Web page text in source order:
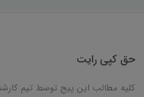
حق کپی رایت
کلیه مطالب این پیج توسط تیم